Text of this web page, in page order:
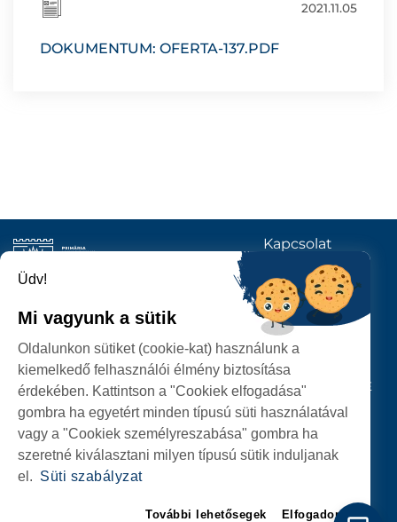
2021.11.05
DOKUMENTUM: OFERTA-137.PDF
SZEMÉLYES ADATOK VÉDELME
SZATMÁRNÉMETI
POLGÁRMESTERI HIVATAL
P-ȚA 25 OCTOMBRIE, NR. 1 CORP M, 440026 SATU MARE
Kapcsolat
KÖVESSENEK
Üdv!
Mi vagyunk a sütik
Oldalunkon sütiket (cookie-kat) használunk a
kiemelkedő felhasználói élmény biztosítása
érdekében. Kattintson a "Cookiek elfogadása"
gombra ha egyetért minden típusú süti használatával
vagy a "Cookiek személyreszabása" gombra ha
szeretné kiválasztani milyen típusú sütik induljanak
el. Süti szabályzat
További lehetősegek Elfogadom